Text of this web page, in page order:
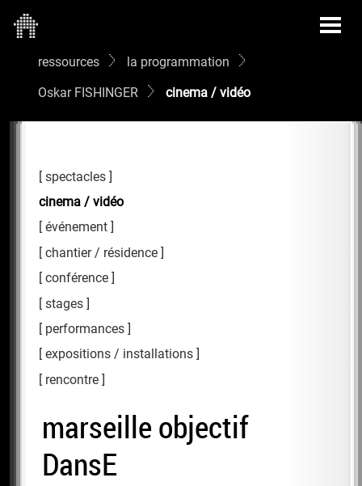
ressources
la programmation
Oskar FISHINGER
cinema / vidéo
spectacles
cinema / vidéo
événement
chantier / résidence
conférence
stages
performances
expositions / installations
rencontre
marseille objectif
DansE